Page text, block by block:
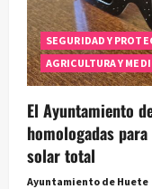
SEGURIDAD Y
AGRICULTURA Y
El Ayuntamiento
homologadas
solar total
Ayuntamiento de Huete